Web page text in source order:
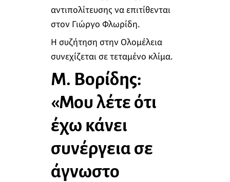
αντιπολίτευσης να επιτίθενται
στον Γιώργο Φλωρίδη.
Η συζήτηση στην Ολομέλεια
συνεχίζεται σε τεταμένο κλίμα.
Μ. Βορίδης:
«Μου λέτε ότι
έχω κάνει
συνέργεια σε
άγνωστο